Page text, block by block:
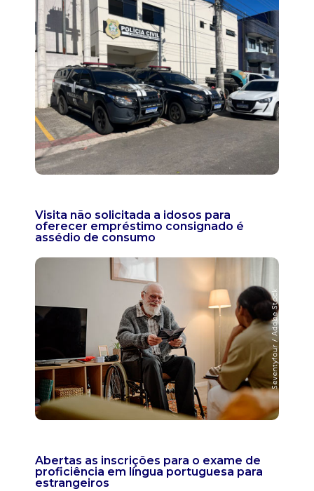
Visita não solicitada a idosos para
oferecer empréstimo consignado é
assédio de consumo
Abertas as inscrições para o exame de
proficiência em língua portuguesa para
estrangeiros